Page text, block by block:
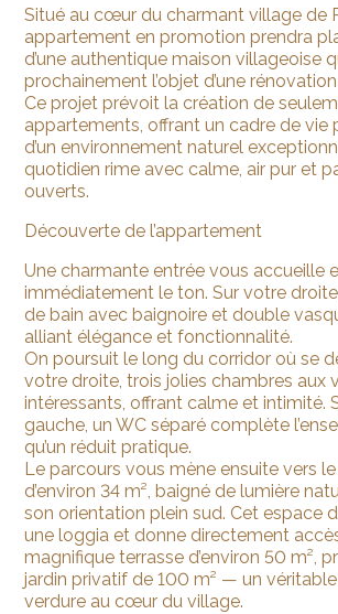
Situé au cœur du charmant village de
appartement en promotion prendra
d’une authentique maison villageoise
prochainement l’objet d’une
Ce projet prévoit la création de
appartements, offrant un cadre de vie
d’un environnement naturel
quotidien rime avec calme, air pur et
ouverts.
Découverte de l’appartement
Une charmante entrée vous accueille
immédiatement le ton. Sur votre
de bain avec baignoire et double
alliant élégance et fonctionnalité.
On poursuit le long du corridor où se
votre droite, trois jolies chambres aux
intéressants, offrant calme et intimité.
gauche, un WC séparé complète
qu’un réduit pratique.
Le parcours vous mène ensuite vers
d’environ 34 m², baigné de lumière
son orientation plein sud. Cet espace
une loggia et donne directement
magnifique terrasse d’environ 50 m²,
jardin privatif de 100 m² — un
verdure au cœur du village.